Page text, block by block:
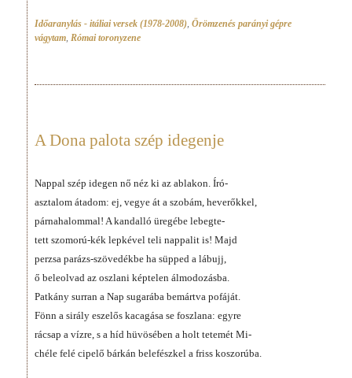
Időaranylás - itáliai versek (1978-2008), Örömzenés parányi gépre
vágytam, Római toronyzene
A Dona palota szép idegenje
Nappal szép idegen nő néz ki az ablakon. Író-
asztalom átadom: ej, vegye át a szobám, heverőkkel,
párnahalommal! A kandalló üregébe lebegte-
tett szomorú-kék lepkével teli nappalit is! Majd
perzsa parázs-szövedékbe ha süpped a lábujj,
ő beleolvad az oszlani képtelen álmodozásba.
Patkány surran a Nap sugarába bemártva pofáját.
Fönn a sirály eszelős kacagása se foszlana: egyre
rácsap a vízre, s a híd hüvösében a holt tetemét Mi-
chéle felé cipelő bárkán belefészkel a friss koszorúba.